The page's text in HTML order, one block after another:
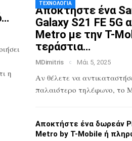
η
ΤΕΧΝΟΛΟΓΊΑ
Αποκτήστε ένα
Galaxy S21 FE 5G
Metro με την T-
τεράστια…
MDimitris Μάι 5, 2025
Αν θέλετε να
παλαιότερο τηλέφωνο, το
Αποκτήστε ένα δωρεάν
Metro by T-Mobile ή